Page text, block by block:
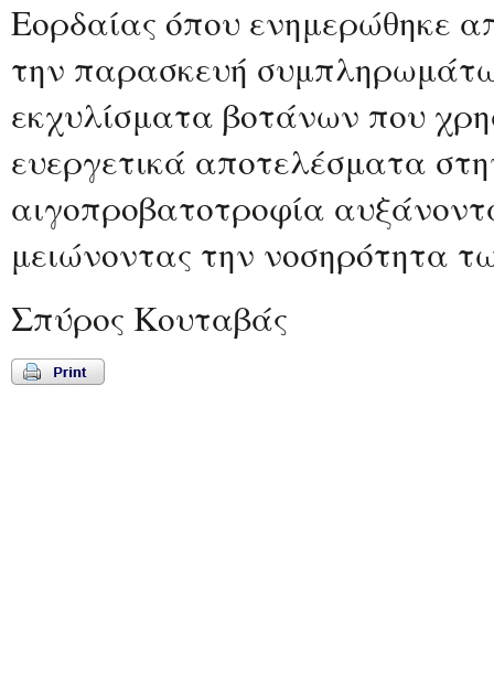
Εορδαίας όπου ενημερώθηκε
την παρασκευή
εκχυλίσματα βοτάνων που
ευεργετικά αποτελέσματα
αιγοπροβατοτροφία
μειώνοντας την νοσηρότητα
Σπύρος Κουταβάς